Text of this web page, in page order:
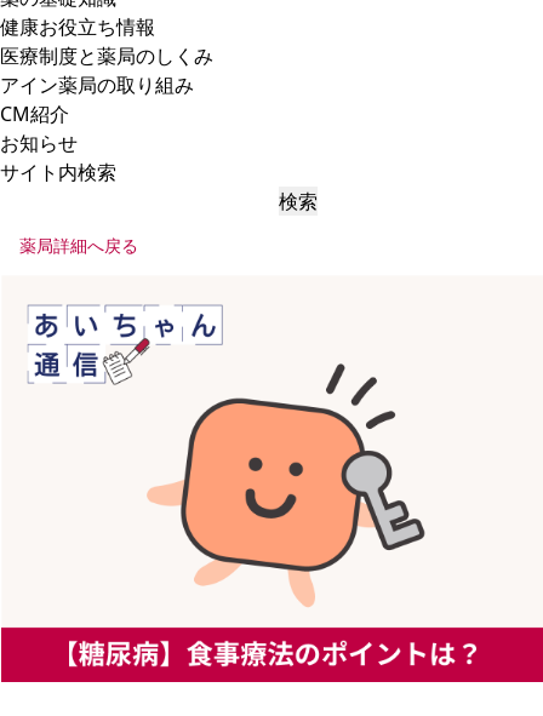
健康お役立ち情報
医療制度と薬局のしくみ
アイン薬局の取り組み
CM紹介
お知らせ
サイト内検索
検索
薬局詳細へ戻る